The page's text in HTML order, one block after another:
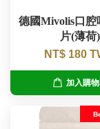
德國Mivolis口腔
片(薄荷)
NT$ 180
加入購